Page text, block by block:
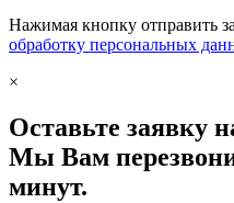
Нажимая кнопку отправить
обработку персональных
×
Оставьте заявку
Мы Вам
минут.